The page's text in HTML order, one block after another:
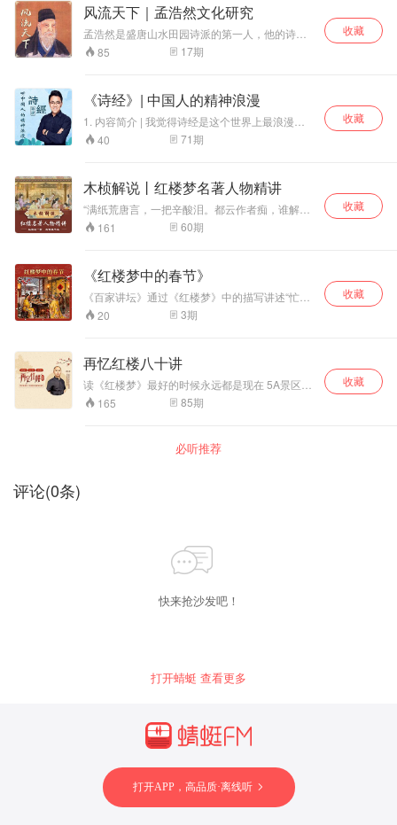
风流天下｜孟浩然文化研究
孟浩然是盛唐山水田园诗派的第一人，他的诗在
艺术上有独特的造诣，清淡自然的诗风，丰富的
山水意境，创造性的表现，独特的美学观，无一
化成就。后人把孟浩然与王维并称为“王孟”。 作
为孟浩然40代孙、孟浩然研究会会长，我本人有
责任将浩然文化发扬、传承、光大！ 感谢孟浩然
研究会副会长刘国传先生对本专辑的支持。
85 17期
收藏
《诗经》| 中国人的精神浪漫
1. 内容简介 | 我觉得诗经是这个世界上最浪漫的
一部经书。三千年后，我们再看她时。她依然如
同天空的皓月，在你我的每一个不眠之夜，洒下
读与感受。 3. 带给你美的享受与心灵的治愈。
40 71期
收藏
木桢解说丨红楼梦名著人物精讲
“满纸荒唐言，一把辛酸泪。都云作者痴，谁解其
中味。” 【木桢解说|红楼名著人物精讲】，每集
一位红楼人物，读者视角看红楼，你会发现或许
以在我们讲的红楼人物身上，找到你自己的影
子。 这是他们的故事，也是我们的故事。
161 60期
收藏
《红楼梦中的春节》
《百家讲坛》通过《红楼梦》中的描写讲述“忙
年”习俗的由来以及传统节日的民俗习惯。春节是
我国最重要的传统节日，几千年以来它深刻影响
我国的汉族和很多少数民族以及东亚的一些国家
和地区，都要举行各种活动以示庆祝，这些活动
以祭祀神佛、祭奠祖先、除旧布新、迎禧接福、
祈求丰年为主要内容，活动丰富多彩，带有浓郁
的民族特色。但在民间，人们从农历腊月初八就
样发压岁钱、家宴的菜色等，周岭一一讲述。
20 3期
收藏
再忆红楼八十讲
读《红楼梦》最好的时候永远都是现在 5A景区大
观园里赏美人美景，钟鸣鼎食贾府兴衰看世事变
迁， 古典名著《红楼梦》中品人生新境界 假作真
恨秋悲皆自惹,花容月貌为谁妍 “满纸荒唐言,一把
辛酸泪” “世事洞明皆学问,人情练达即文章”“机关
165 85期
收藏
必听推荐
评论(0条)
快来抢沙发吧！
打开蜻蜓 查看更多
打开APP，高品质·离线听